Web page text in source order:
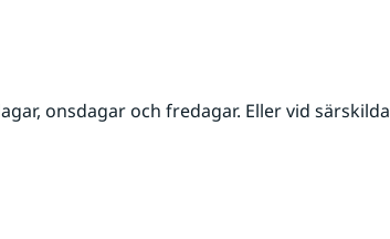
onsdagar och fredagar. Eller vid särskilda